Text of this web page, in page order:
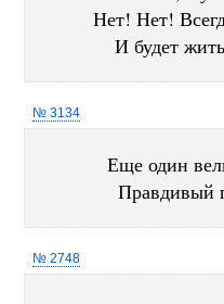
Нет! Нет!
И будет
№ 3134
Еще один
Правдивый
№ 2748